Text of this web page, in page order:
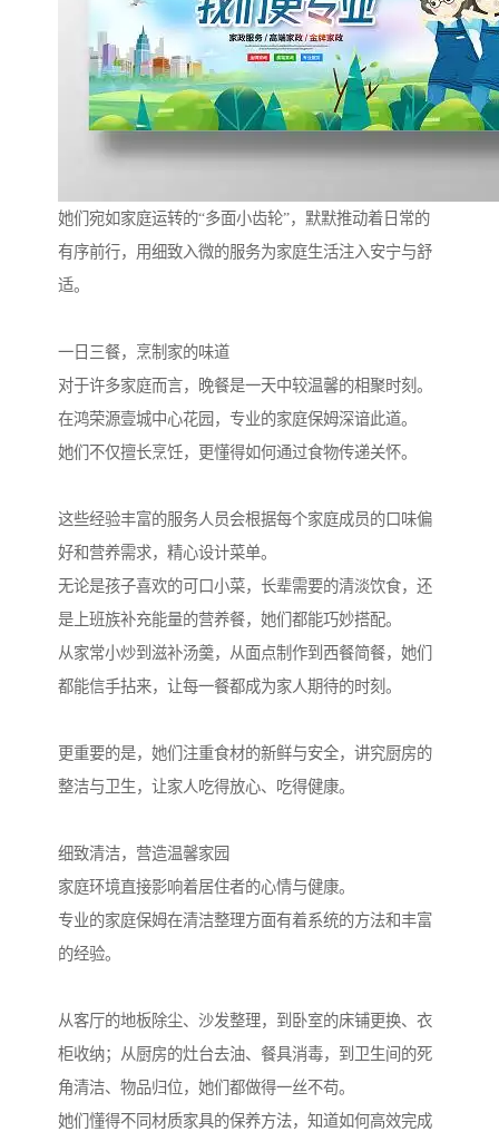
她们宛如家庭运转的“多面小齿轮”，默默推动着日常的
有序前行，用细致入微的服务为家庭生活注入安宁与舒
适。
一日三餐，烹制家的味道
对于许多家庭而言，晚餐是一天中较温馨的相聚时刻。
在鸿荣源壹城中心花园，专业的家庭保姆深谙此道。
她们不仅擅长烹饪，更懂得如何通过食物传递关怀。
这些经验丰富的服务人员会根据每个家庭成员的口味偏
好和营养需求，精心设计菜单。
无论是孩子喜欢的可口小菜，长辈需要的清淡饮食，还
是上班族补充能量的营养餐，她们都能巧妙搭配。
从家常小炒到滋补汤羹，从面点制作到西餐简餐，她们
都能信手拈来，让每一餐都成为家人期待的时刻。
更重要的是，她们注重食材的新鲜与安全，讲究厨房的
整洁与卫生，让家人吃得放心、吃得健康。
细致清洁，营造温馨家园
家庭环境直接影响着居住者的心情与健康。
专业的家庭保姆在清洁整理方面有着系统的方法和丰富
的经验。
从客厅的地板除尘、沙发整理，到卧室的床铺更换、衣
柜收纳；从厨房的灶台去油、餐具消毒，到卫生间的死
角清洁、物品归位，她们都做得一丝不苟。
她们懂得不同材质家具的保养方法，知道如何高效完成